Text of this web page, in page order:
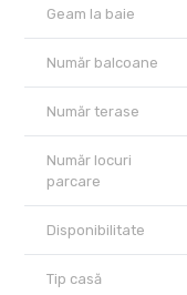
Geam la baie
Număr balcoane
Număr terase
Număr locuri
parcare
Disponibilitate
Tip casă